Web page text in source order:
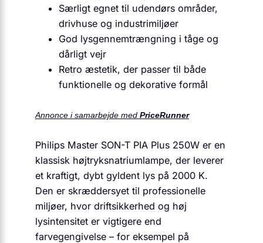
Særligt egnet til udendørs områder,
drivhuse og industrimiljøer
God lysgennemtrængning i tåge og
dårligt vejr
Retro æstetik, der passer til både
funktionelle og dekorative formål
Annonce i samarbejde med PriceRunner
Philips Master SON-T PIA Plus 250W er en
klassisk højtryksnatriumlampe, der leverer
et kraftigt, dybt gyldent lys på 2000 K.
Den er skræddersyet til professionelle
miljøer, hvor driftsikkerhed og høj
lysintensitet er vigtigere end
farvegengivelse – for eksempel på